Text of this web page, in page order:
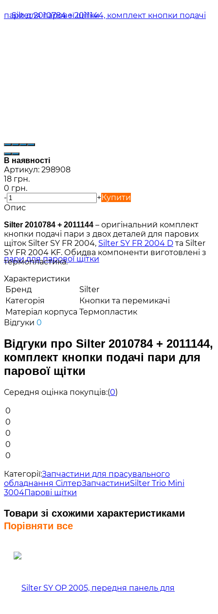
В наявності
Артикул: 298908
18 грн.
0 грн.
-
+Купити
Опис
Silter 2010784 + 2011144 – оригінальний комплект
кнопки подачі пари з двох деталей для парових
щіток Silter SY FR 2004, Silter SY FR 2004 D та Silter
SY FR 2004 KF. Обидва компоненти виготовлені з
термопластика.
Характеристики
Бренд
Silter
Категорія
Кнопки та перемикачі
Матеріал корпуса Термопластик
Відгуки 0
Відгуки про Silter 2010784 + 2011144,
комплект кнопки подачі пари для
парової щітки
Середня оцінка покупців:(0)
0
0
0
0
0
Категорії:Запчастини для прасувального
обладнання СілтерЗапчастиниSilter Trio Mini
3004Парові щітки
Товари зі схожими характеристиками
Порівняти все